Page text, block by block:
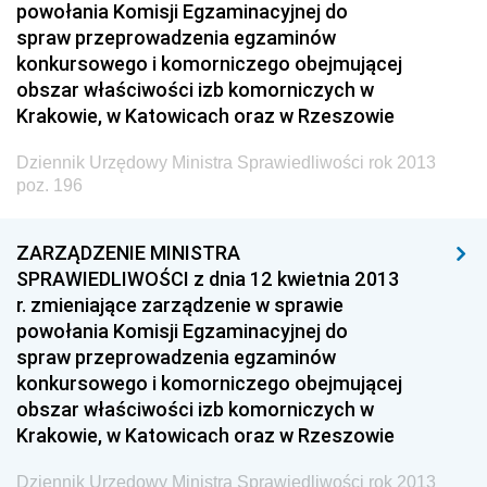
z 24 kwietnia 2013 pozycja 202
z 23 kwietnia 2013 pozycje 200-201
z 19 kwietnia 2013 pozycje 197-199
z 18 kwietnia 2013 pozycja 196
z 16 kwietnia 2013 pozycja 195
z 10 kwietnia 2013 pozycja 192
z 5 kwietnia 2013 pozycje 182-191
z 3 kwietnia 2013 pozycje 174-181
z 29 marca 2013 pozycje 159-173
z 28 marca 2013 pozycje 153-158
powołania Komisji Egzaminacyjnej do
spraw przeprowadzenia egzaminów
konkursowego i komorniczego obejmującej
obszar właściwości izb komorniczych w
Krakowie, w Katowicach oraz w Rzeszowie
Dziennik Urzędowy Ministra Sprawiedliwości rok 2013
poz. 196
ZARZĄDZENIE MINISTRA
SPRAWIEDLIWOŚCI z dnia 12 kwietnia 2013
r. zmieniające zarządzenie w sprawie
powołania Komisji Egzaminacyjnej do
spraw przeprowadzenia egzaminów
konkursowego i komorniczego obejmującej
obszar właściwości izb komorniczych w
Krakowie, w Katowicach oraz w Rzeszowie
Dziennik Urzędowy Ministra Sprawiedliwości rok 2013